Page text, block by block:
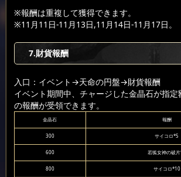
※報酬は重複して獲得できます。
※11月11日-11月13日,11月14日-11月17日。
7.財貨報酬
入口：イベント →天命の円盤→財貨報酬
イベント期間中、チャージした金晶石が指
の報酬が受領できます。
金晶石 報酬
300 サイコロ*5
600 若狐女神の破片
800 サイコロ*10